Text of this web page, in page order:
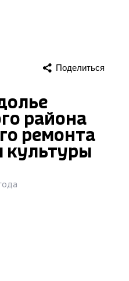
Поделиться
района
ремонта
культуры